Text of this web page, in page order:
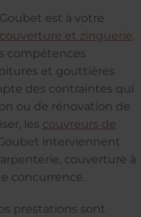
est à votre
et zinguerie.
compétences
et gouttières
des contraintes qui
ou de rénovation de
les couvreurs de
interviennent
couverture à
concurrence.
prestations sont